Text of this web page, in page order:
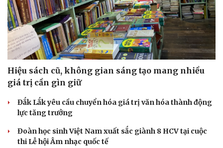
Hiệu sách cũ, không gian sáng tạo mang nhiều
giá trị cần gìn giữ
Đắk Lắk yêu cầu chuyển hóa giá trị văn hóa thành động
lực tăng trưởng
Đoàn học sinh Việt Nam xuất sắc giành 8 HCV tại cuộc
thi Lễ hội Âm nhạc quốc tế